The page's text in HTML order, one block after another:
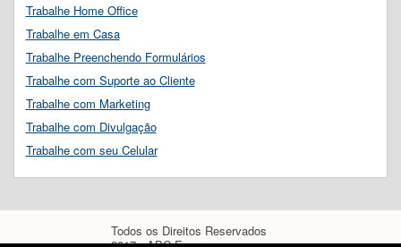
Trabalhe Home Office
Trabalhe em Casa
Trabalhe Preenchendo Formulários
Trabalhe com Suporte ao Cliente
Trabalhe com Marketing
Trabalhe com Divulgação
Trabalhe com seu Celular
Todos os Direitos Reservados